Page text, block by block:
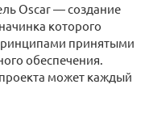
Oscar — создание
которого
принятыми
обеспечения.
проекта может каждый